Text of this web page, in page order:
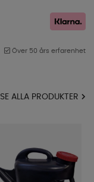
Över 50 års erfarenhet
SE ALLA PRODUKTER